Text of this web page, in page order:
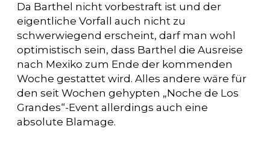
Da Barthel nicht vorbestraft ist und der
eigentliche Vorfall auch nicht zu
schwerwiegend erscheint, darf man wohl
optimistisch sein, dass Barthel die Ausreise
nach Mexiko zum Ende der kommenden
Woche gestattet wird. Alles andere wäre für
den seit Wochen gehypten „Noche de Los
Grandes“-Event allerdings auch eine
absolute Blamage.